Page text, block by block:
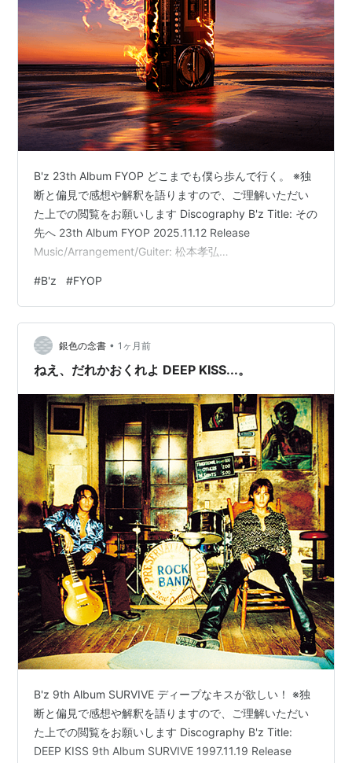
B'z 23th Album FYOP どこまでも僕ら歩んで行く。 ※独
断と偏見で感想や解釈を語りますので、ご理解いただい
た上での閲覧をお願いします Discography B'z Title: その
先へ 23th Album FYOP 2025.11.12 Release
Music/Arrangement/Guiter: 松本孝弘
Bass: 種子田健 Piano/Organ/Harpsichord: 小野塚晃 T…
#B'z #FYOP
銀色の念書 • 1ヶ月前
ねえ、だれかおくれよ DEEP KISS...。
B'z 9th Album SURVIVE ディープなキスが欲しい！ ※独
断と偏見で感想や解釈を語りますので、ご理解いただい
た上での閲覧をお願いします Discography B'z Title:
DEEP KISS 9th Album SURVIVE 1997.11.19 Release